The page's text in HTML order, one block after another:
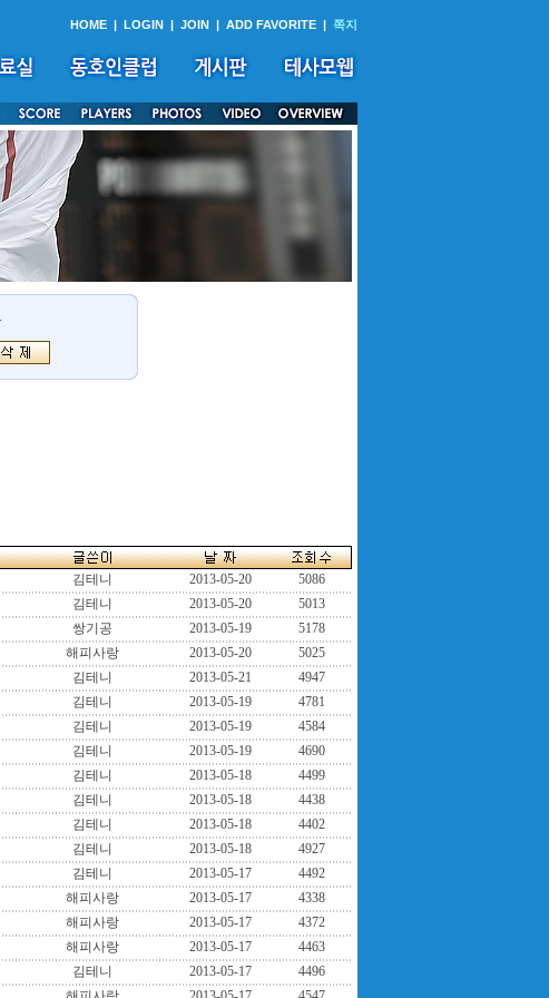
HOME | LOGIN | JOIN | ADD FAVORITE | 쪽지
김테니 2013-05-20
5086
김테니 2013-05-20
5013
쌍기공 2013-05-19
5178
해피사랑 2013-05-20
5025
김테니 2013-05-21
4947
김테니 2013-05-19
4781
김테니 2013-05-19
4584
김테니 2013-05-19
4690
김테니 2013-05-18
4499
김테니 2013-05-18
4438
김테니 2013-05-18
4402
김테니 2013-05-18
4927
김테니 2013-05-17
4492
해피사랑 2013-05-17
4338
해피사랑 2013-05-17
4372
해피사랑 2013-05-17
4463
김테니 2013-05-17
4496